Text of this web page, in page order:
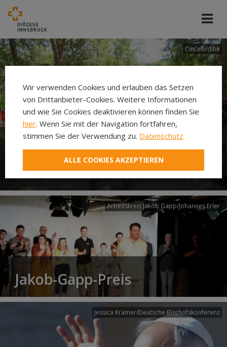
Cincelli/dibk
Neuer Pilgerweg Via
Laudato si’
Arbeitskreis Jakob Gapp/Johannes Erler
Jakob-Gapp-Preis
Jessica Krämer/Deutsche Bischofskonferenz
Wir verwenden Cookies und erlauben das Setzen
von Drittanbieter-Cookies. Weitere Informationen
und wie Sie Cookies deaktivieren können finden Sie
hier. Wenn Sie mit der Navigation fortfahren,
stimmen Sie der Verwendung zu. Datenschutz
ALLE COOKIES AKZEPTIEREN